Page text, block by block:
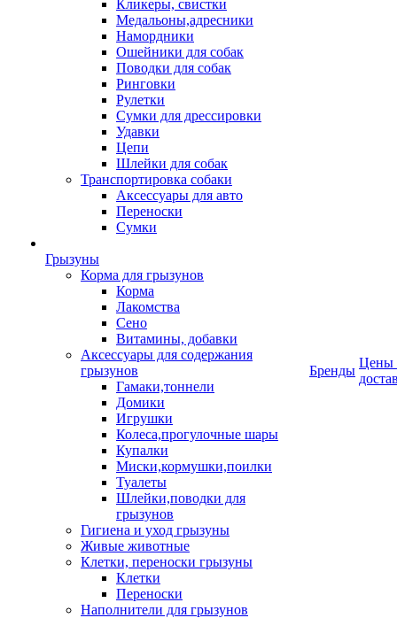
Кликеры, свистки
Медальоны,адресники
Намордники
Ошейники для собак
Поводки для собак
Ринговки
Рулетки
Сумки для дрессировки
Удавки
Цепи
Шлейки для собак
Транспортировка собаки
Аксессуары для авто
Переноски
Сумки
Грызуны
Корма для грызунов
Корма
Лакомства
Сено
Витамины, добавки
Аксессуары для содержания
грызунов
Гамаки,тоннели
Домики
Игрушки
Колеса,прогулочные шары
Купалки
Миски,кормушки,поилки
Туалеты
Шлейки,поводки для
грызунов
Гигиена и уход грызуны
Живые животные
Клетки, переноски грызуны
Клетки
Переноски
Наполнители для грызунов
Бренды
Цены